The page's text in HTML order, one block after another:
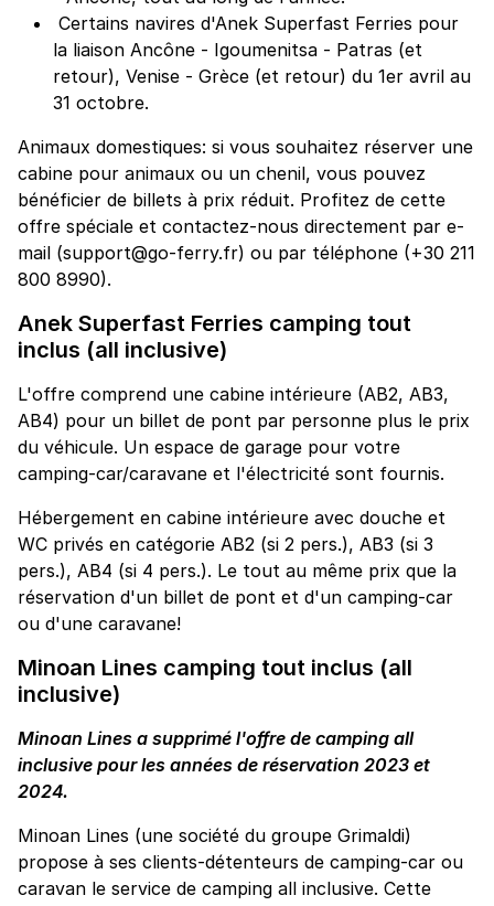
Certains navires d'Anek Superfast Ferries pour
la liaison Ancône - Igoumenitsa - Patras (et
retour), Venise - Grèce (et retour) du 1er avril au
31 octobre.
Animaux domestiques: si vous souhaitez réserver une
cabine pour animaux ou un chenil, vous pouvez
bénéficier de billets à prix réduit. Profitez de cette
offre spéciale et contactez-nous directement par e-
mail (support@go-ferry.fr) ou par téléphone (+30 211
800 8990).
Anek Superfast Ferries camping tout
inclus (all inclusive)
L'offre comprend une cabine intérieure (AB2, AB3,
AB4) pour un billet de pont par personne plus le prix
du véhicule. Un espace de garage pour votre
camping-car/caravane et l'électricité sont fournis.
Hébergement en cabine intérieure avec douche et
WC privés en catégorie AB2 (si 2 pers.), AB3 (si 3
pers.), AB4 (si 4 pers.). Le tout au même prix que la
réservation d'un billet de pont et d'un camping-car
ou d'une caravane!
Minoan Lines camping tout inclus (all
inclusive)
Minoan Lines a supprimé l'offre de camping all
inclusive pour les années de réservation 2023 et
2024.
Minoan Lines (une société du groupe Grimaldi)
propose à ses clients-détenteurs de camping-car ou
caravan le service de camping all inclusive. Cette